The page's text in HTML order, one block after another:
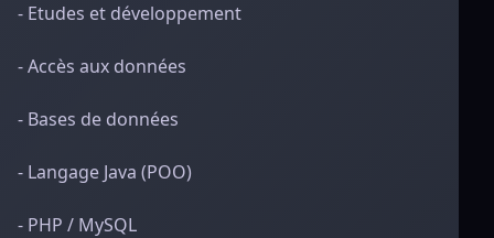
- Etudes et développement
- Accès aux données
- Bases de données
- Langage Java (POO)
- PHP / MySQL